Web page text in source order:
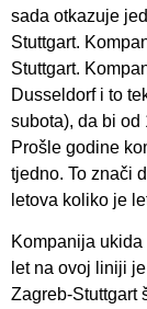
sada otkazuje
Stuttgart.
Stuttgart.
Dusseldorf i to
subota), da bi od
Prošle godine
tjedno. To znači
letova koliko je
Kompanija
let na ovoj liniji
Zagreb-Stuttgart